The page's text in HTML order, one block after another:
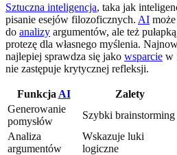
Sztuczna inteligencja, taka jak
pisanie esejów filozoficznych. AI
do analizy argumentów, ale też
protezę dla własnego myślenia.
najlepiej sprawdza się jako wsparcie w
nie zastępuje krytycznej refleksji.
Funkcja AI Zalety
Generowanie
pomysłów
Szybki brainstorming
Analiza
argumentów
Wskazuje luki
logiczne